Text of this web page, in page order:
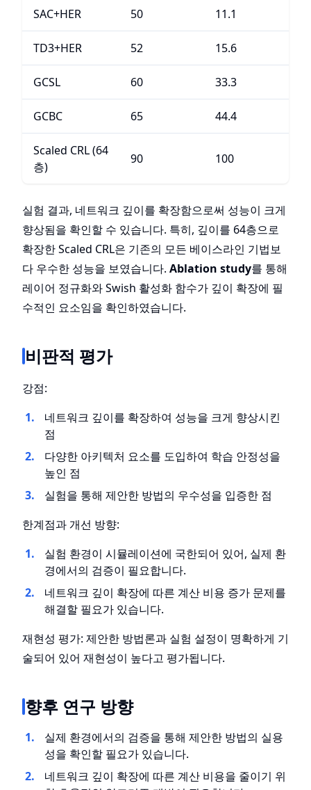
SAC+HER 50 11.1
TD3+HER 52 15.6
GCSL 60 33.3
GCBC 65 44.4
Scaled CRL (64
층)
90 100
실험 결과, 네트워크 깊이를 확장함으로써 성능이 크게
향상됨을 확인할 수 있습니다. 특히, 깊이를 64층으로
확장한 Scaled CRL은 기존의 모든 베이스라인 기법보
다 우수한 성능을 보였습니다. Ablation study를 통해
레이어 정규화와 Swish 활성화 함수가 깊이 확장에 필
수적인 요소임을 확인하였습니다.
비판적 평가
강점:
네트워크 깊이를 확장하여 성능을 크게 향상시킨
점
다양한 아키텍처 요소를 도입하여 학습 안정성을
높인 점
실험을 통해 제안한 방법의 우수성을 입증한 점
한계점과 개선 방향:
실험 환경이 시뮬레이션에 국한되어 있어, 실제 환
경에서의 검증이 필요합니다.
네트워크 깊이 확장에 따른 계산 비용 증가 문제를
해결할 필요가 있습니다.
재현성 평가: 제안한 방법론과 실험 설정이 명확하게 기
술되어 있어 재현성이 높다고 평가됩니다.
향후 연구 방향
실제 환경에서의 검증을 통해 제안한 방법의 실용
성을 확인할 필요가 있습니다.
네트워크 깊이 확장에 따른 계산 비용을 줄이기 위